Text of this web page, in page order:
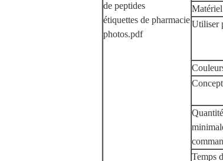
de peptides
étiquettes de pharmacie
photos.pdf
Matériel
Utiliser
Quantité
Temps